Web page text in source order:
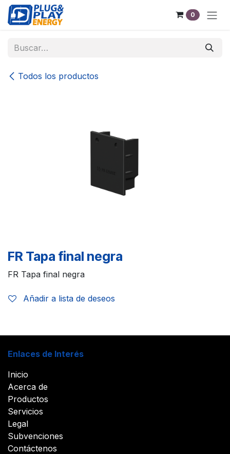
Ir al contenido
0
Todos los productos
FR Tapa final negra
FR Tapa final negra
Añadir a lista de deseos
Enlaces de Interés
Inicio
Acerca de
Productos
Servicios
Legal
Subvenciones
Contáctenos